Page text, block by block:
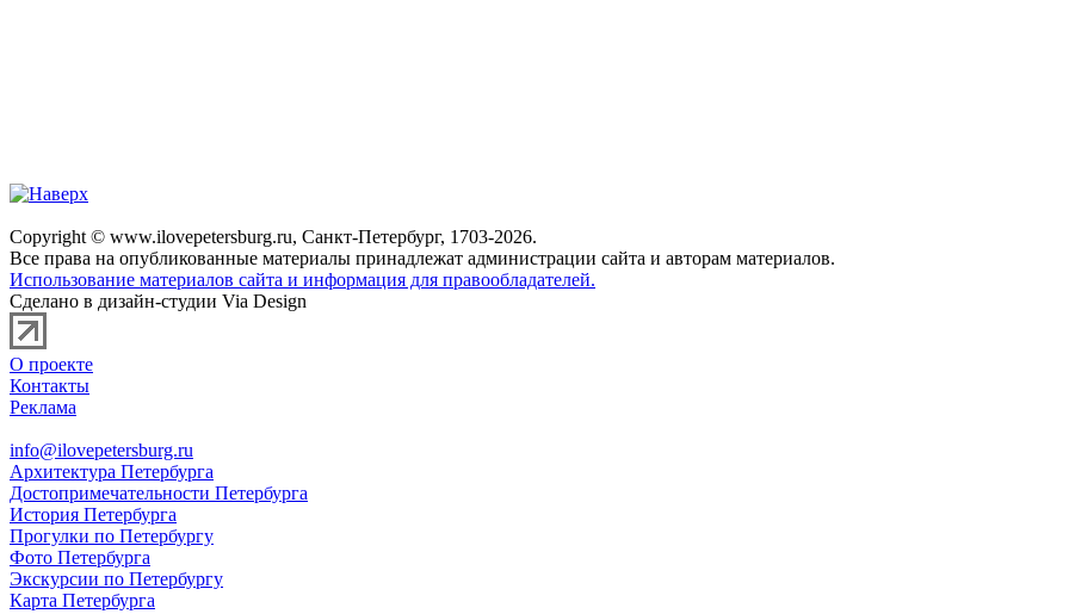
Copyright © www.ilovepetersburg.ru, Санкт-Петербург, 1703-2026.
Все права на опубликованные материалы принадлежат администрации сайта и авторам материалов.
Использование материалов сайта и информация для правообладателей.
Сделано в дизайн-студии Via Design
О проекте
Контакты
Реклама
info@ilovepetersburg.ru
Архитектура Петербурга
Достопримечательности Петербурга
История Петербурга
Прогулки по Петербургу
Фото Петербурга
Экскурсии по Петербургу
Карта Петербурга